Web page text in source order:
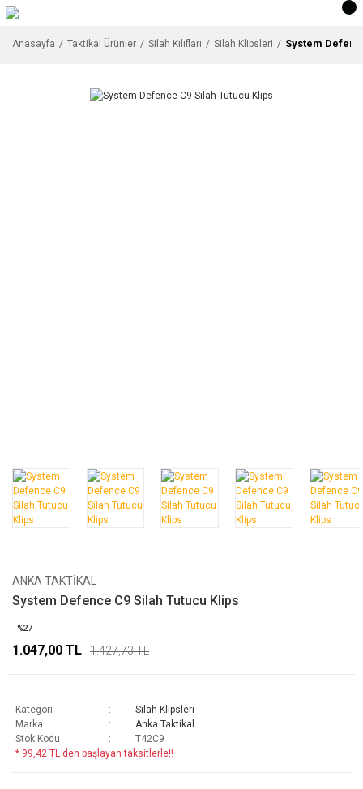
Anasayfa Taktikal Ürünler Silah Kılıfları Silah Klipsleri System
ANKA TAKTIKAL
System Defence C9 Silah Tutucu Klips
%27
1.047,00 TL 1.427,73 TL
Kategori
Silah Klipsleri
Marka
Anka Taktikal
Stok Kodu
T42C9
* 99,42 TL den başlayan taksitlerle!!